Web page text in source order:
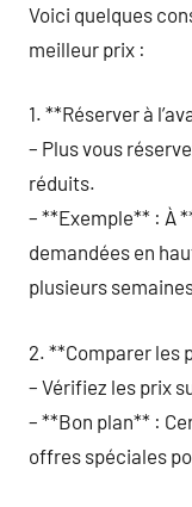
Voici quelques
meilleur prix :
1. **Réserver à
– Plus vous
réduits.
– **Exemple** : À
demandées en
plusieurs
2. **Comparer les
– Vérifiez les prix
– **Bon plan** :
offres spéciales